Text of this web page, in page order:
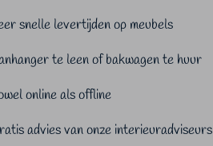
snelle levertijden op meubels
te leen of bakwagen te huur
online als offline
advies van onze interieuradviseurs